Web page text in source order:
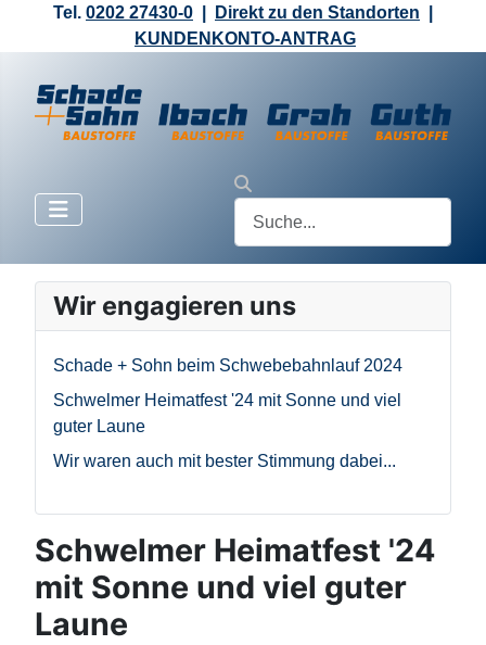
Tel. 0202 27430-0 Direkt zu den Standorten
KUNDENKONTO-ANTRAG
Wir engagieren uns
Schade + Sohn beim Schwebebahnlauf 2024
Schwelmer Heimatfest '24 mit Sonne und viel
guter Laune
Wir waren auch mit bester Stimmung dabei...
Schwelmer Heimatfest '24
mit Sonne und viel guter
Laune